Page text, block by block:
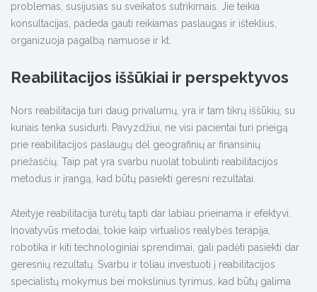
problemas, susijusias su sveikatos sutrikimais. Jie teikia
konsultacijas, padeda gauti reikiamas paslaugas ir išteklius,
organizuoja pagalbą namuose ir kt.
Reabilitacijos iššūkiai ir perspektyvos
Nors reabilitacija turi daug privalumų, yra ir tam tikrų iššūkių, su
kuriais tenka susidurti. Pavyzdžiui, ne visi pacientai turi prieigą
prie reabilitacijos paslaugų dėl geografinių ar finansinių
priežasčių. Taip pat yra svarbu nuolat tobulinti reabilitacijos
metodus ir įrangą, kad būtų pasiekti geresni rezultatai.
Ateityje reabilitacija turėtų tapti dar labiau prieinama ir efektyvi.
Inovatyvūs metodai, tokie kaip virtualios realybės terapija,
robotika ir kiti technologiniai sprendimai, gali padėti pasiekti dar
geresnių rezultatų. Svarbu ir toliau investuoti į reabilitacijos
specialistų mokymus bei mokslinius tyrimus, kad būtų galima